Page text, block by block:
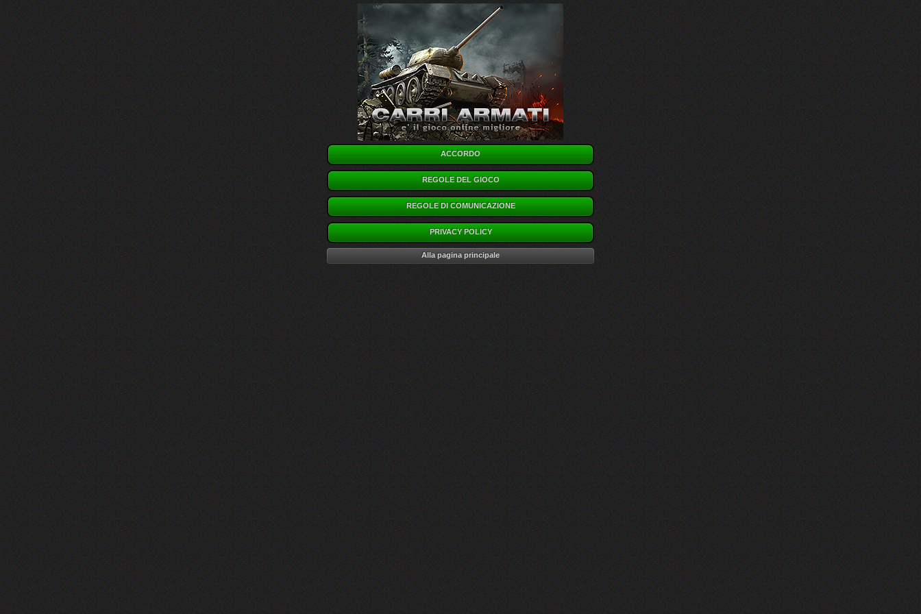
ACCORDO
REGOLE DEL GIOCO
REGOLE DI COMUNICAZIONE
PRIVACY POLICY
Alla pagina principale